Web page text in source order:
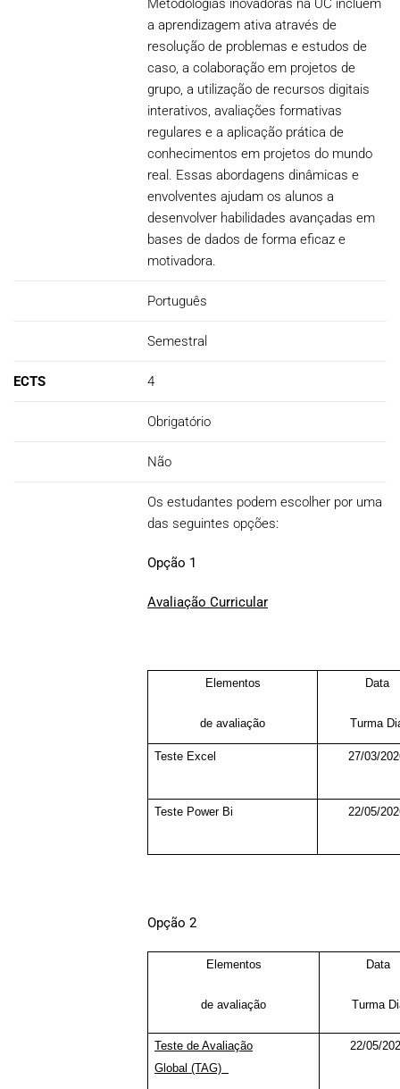
Metodologias inovadoras na UC incluem
a aprendizagem ativa através de
resolução de problemas e estudos de
caso, a colaboração em projetos de
grupo, a utilização de recursos digitais
interativos, avaliações formativas
regulares e a aplicação prática de
conhecimentos em projetos do mundo
real. Essas abordagens dinâmicas e
envolventes ajudam os alunos a
desenvolver habilidades avançadas em
bases de dados de forma eficaz e
motivadora.
Português
Semestral
ECTS 4
Obrigatório
Não
Os estudantes podem escolher por uma
das seguintes opções:
Opção 1
Avaliação Curricular
Elementos
de avaliação
Data
Turma
Teste Excel 27/03/
Teste Power Bi 22/05/
Opção 2
Elementos
de avaliação
Data
Turma
Teste de Avaliação
Global (TAG)
22/05/